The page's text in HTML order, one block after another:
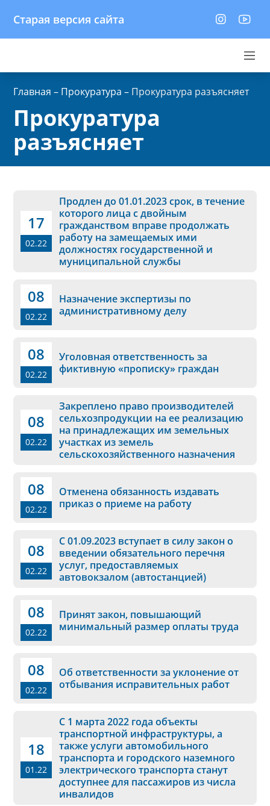
Старая версия сайта
Главная – Прокуратура – Прокуратура разъясняет
Прокуратура
разъясняет
17
02.22
Продлен до 01.01.2023 срок, в течение
которого лица с двойным
гражданством вправе продолжать
работу на замещаемых ими
должностях государственной и
муниципальной службы
08
02.22
Назначение экспертизы по
административному делу
08
02.22
Уголовная ответственность за
фиктивную «прописку» граждан
08
02.22
Закреплено право производителей
сельхозпродукции на ее реализацию
на принадлежащих им земельных
участках из земель
сельскохозяйственного назначения
08
02.22
Отменена обязанность издавать
приказ о приеме на работу
08
02.22
С 01.09.2023 вступает в силу закон о
введении обязательного перечня
услуг, предоставляемых
автовокзалом (автостанцией)
08
02.22
Принят закон, повышающий
минимальный размер оплаты труда
08
02.22
Об ответственности за уклонение от
отбывания исправительных работ
18
01.22
С 1 марта 2022 года объекты
транспортной инфраструктуры, а
также услуги автомобильного
транспорта и городского наземного
электрического транспорта станут
доступнее для пассажиров из числа
инвалидов